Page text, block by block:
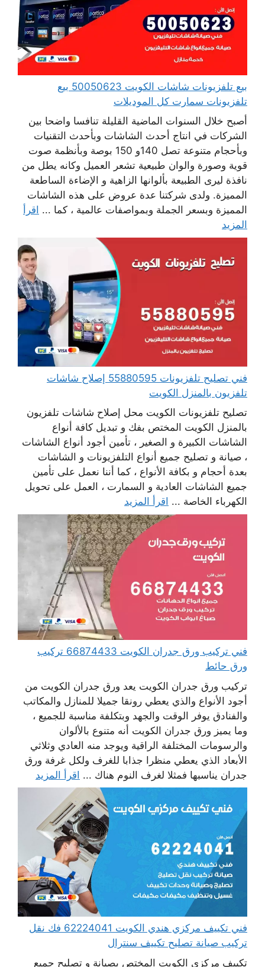
بيع تلفزيونات شاشات الكويت 50050623 بيع
تلفزيونات سمارت كل الموديلات
أصبح خلال السنوات الماضية القليلة تنافسا واضحا بين
الشركات في انتاج أحدث الشاشات وبأحدث التقنيات
وبأحجام متنوعة تصل 140و 150 بوصة وبأنظمة صوت
قوية وصورة والوان طبيعية تشعر العميل وكانه يطل من
نافذة ليرى الطبيعة بألوانها الزاهية و الإضاءة الساطعة
المميزة. ولدى شركتنا عدة عروض على هذه الشاشات
المميزة وبسعر الجملة وبمواصفات عالمية ، كما ... اقرأ
المزيد
فني تصليح تلفزيونات 55880595 إصلاح شاشات
تلفزيون بالمنزل الكويت
تصليح تلفزيونات الكويت محل إصلاح شاشات تلفزيون
بالمنزل الكويت المختص بفك و تبديل كافة أنواع
الشاشات الكبيرة و الصغير ، تأمين أجود أنواع الشاشات
، صيانة و تصليح جميع أنواع التلفزيونات و الشاشات
بعدة أحجام و بكافة الأنواع ، كما أننا نعمل على تأمين
جميع الشاشات العادية و السمارت ، العمل على تحويل
الكهرباء الخاصة ... اقرأ المزيد
فني تركيب ورق جدران الكويت 66874433 تركيب
ورق حائط
تركيب ورق جدران الكويت يعد ورق جدران الكويت من
أجود الأنواع والذي يعطي رونقا جميلا للمنازل والمكاتب
والفنادق يوفر الوقت والجهد وبتكلفة مناسبة للجميع ،
وما يميز ورق جدران الكويت أنه متنوع بالألوان
والرسومات المختلفة الراقية ويوجد منه العادي وثلاثي
الأبعاد الذي يعطي منظرا جذابا للغرف ولكل غرفة ورق
جدران يناسبها فمثلا لغرف النوم هناك ... اقرأ المزيد
فني تكييف مركزي هندي الكويت 62224041 فك نقل
تركيب صيانة تصليح تكييف سنترال
تكييف مركزي الكويت المختص بصيانة و تصليح جميع